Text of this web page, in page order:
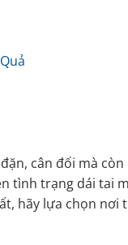
cân đối mà
tình trạng dái tai
hãy lựa chọn nơi